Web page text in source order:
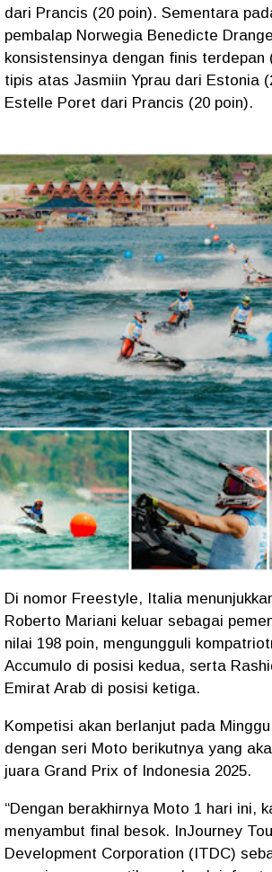
dari Prancis (20 poin). Sementara
pembalap Norwegia Benedicte
konsistensinya dengan finis terdepan
tipis atas Jasmiin Yprau dari Estonia
Estelle Poret dari Prancis (20 poin).
Di nomor Freestyle, Italia
Roberto Mariani keluar sebagai
nilai 198 poin, mengungguli
Accumulo di posisi kedua, serta
Emirat Arab di posisi ketiga.
Kompetisi akan berlanjut pada Minggu
dengan seri Moto berikutnya yang
juara Grand Prix of Indonesia 2025.
“Dengan berakhirnya Moto 1 hari ini,
menyambut final besok. InJourney
Development Corporation (ITDC)